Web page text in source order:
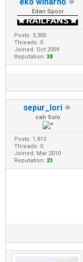
Edan Spoor
Posts: 3,300
Threads: 0
Joined: Oct 2009
Reputation: 38
sepur_lori
cah Solo
Posts: 1,813
Threads: 0
Joined: Mar 2010
Reputation: 23